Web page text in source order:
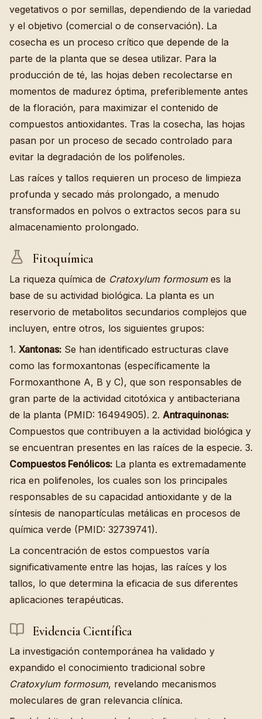
vegetativos o por semillas, dependiendo de la variedad
y el objetivo (comercial o de conservación). La
cosecha es un proceso crítico que depende de la
parte de la planta que se desea utilizar. Para la
producción de té, las hojas deben recolectarse en
momentos de madurez óptima, preferiblemente antes
de la floración, para maximizar el contenido de
compuestos antioxidantes. Tras la cosecha, las hojas
pasan por un proceso de secado controlado para
evitar la degradación de los polifenoles.
Las raíces y tallos requieren un proceso de limpieza
profunda y secado más prolongado, a menudo
transformados en polvos o extractos secos para su
almacenamiento prolongado.
Fitoquímica
La riqueza química de Cratoxylum formosumes la
base de su actividad biológica. La planta es un
reservorio de metabolitos secundarios complejos que
incluyen, entre otros, los siguientes grupos:
1. Xantonas: Se han identificado estructuras clave
como las formoxantonas (específicamente la
Formoxanthone A, B y C), que son responsables de
gran parte de la actividad citotóxica y antibacteriana
de la planta (PMID: 16494905). 2. Antraquinonas:
Compuestos que contribuyen a la actividad biológica y
se encuentran presentes en las raíces de la especie. 3.
Compuestos Fenólicos: La planta es extremadamente
rica en polifenoles, los cuales son los principales
responsables de su capacidad antioxidante y de la
síntesis de nanopartículas metálicas en procesos de
química verde (PMID: 32739741).
La concentración de estos compuestos varía
significativamente entre las hojas, las raíces y los
tallos, lo que determina la eficacia de sus diferentes
aplicaciones terapéuticas.
Evidencia Científica
La investigación contemporánea ha validado y
expandido el conocimiento tradicional sobre
Cratoxylum formosum, revelando mecanismos
moleculares de gran relevancia clínica.